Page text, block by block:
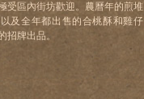
受區內街坊歡迎。農曆年的煎堆
及全年都出售的合桃酥和雞仔
招牌出品。